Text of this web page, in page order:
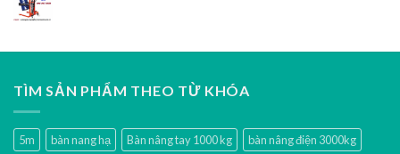
TÌM SẢN PHẨM THEO TỪ KHÓA
5m bàn nang hạ Bàn nâng tay 1000 kg
bàn nâng điện 3000kg